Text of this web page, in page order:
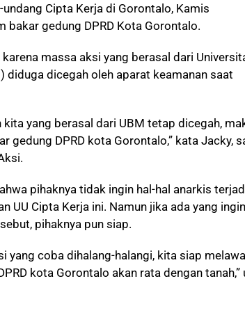
Cipta Kerja di Gorontalo, Kamis
gedung DPRD Kota Gorontalo.
massa aksi yang berasal dari
diduga dicegah oleh aparat keamanan saat
kita yang berasal dari UBM tetap dicegah,
gedung DPRD kota Gorontalo,” kata Jacky,
pihaknya tidak ingin hal-hal anarkis
UU Cipta Kerja ini. Namun jika ada yang ingin
pihaknya pun siap.
yang coba dihalang-halangi, kita siap
kota Gorontalo akan rata dengan tanah,”